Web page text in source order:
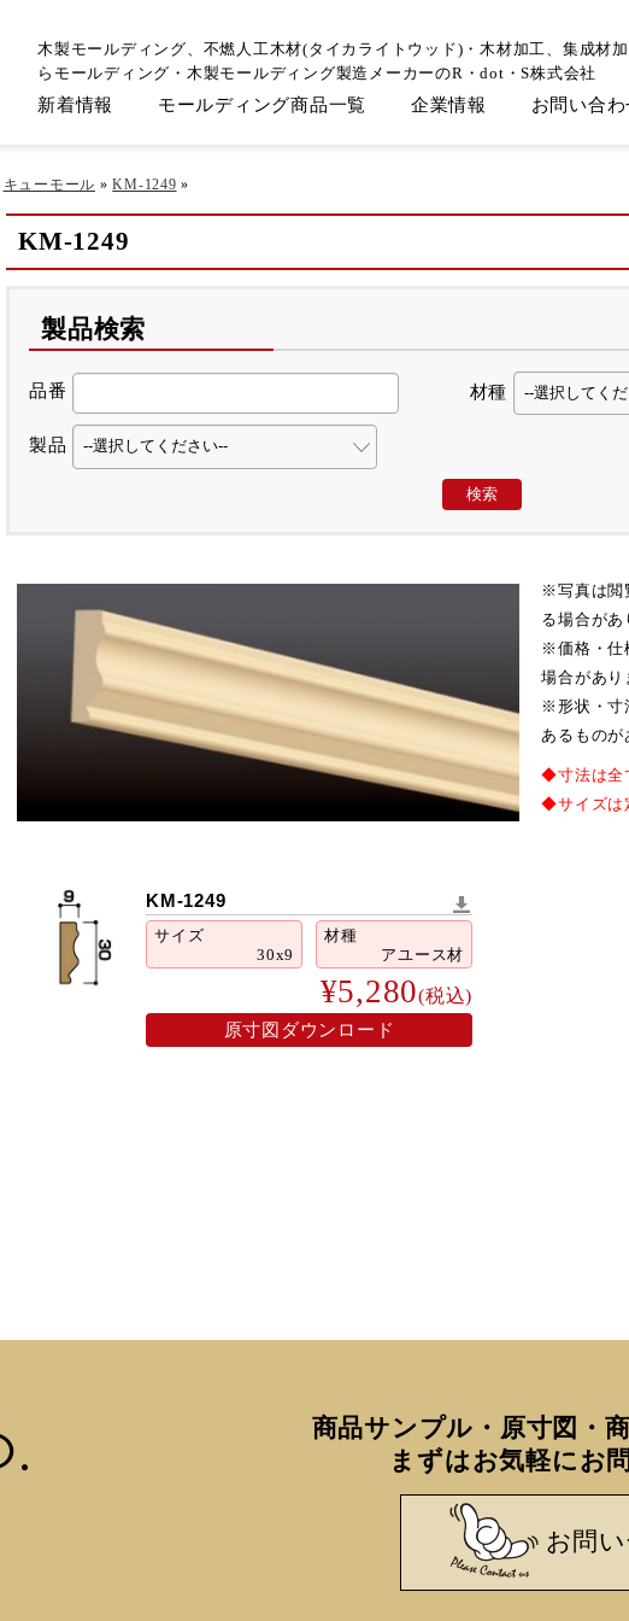
木製モールディング、不燃人工木材(タイカライトウッド)・木材加工、集成材
らモールディング・木製モールディング製造メーカーのR・dot・S株式会社
新着情報 モールディング商品一覧 企業情報 お問い合わ
キューモール »KM-1249 »
KM-1249
製品検索
品番 材種
製品
※写真は閲
る場合があ
※価格・仕
場合があり
※形状・寸
あるものが
◆寸法は全
◆サイズは
KM-1249
サイズ
30x9
材種
アユース材
¥5,280(税込)
原寸図ダウンロード
商品サンプル・原寸図・
まずはお気軽にお
お問